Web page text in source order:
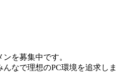
ンを募集中です。
なで理想のPC環境を追求しま